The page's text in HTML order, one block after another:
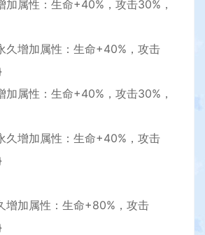
加属性：生命+40%，攻击30%，
久增加属性：生命+40%，攻击
加属性：生命+40%，攻击30%，
久增加属性：生命+40%，攻击
增加属性：生命+80%，攻击